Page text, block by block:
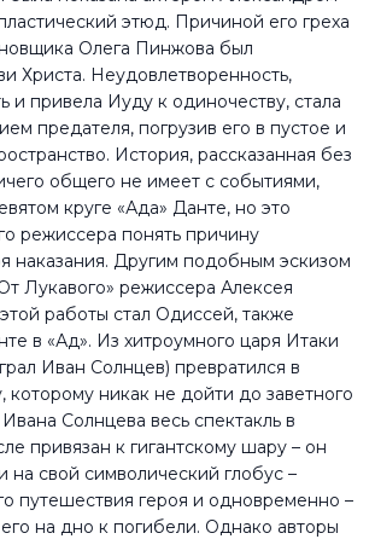
этюд. Причиной его греха
Олега Пинжова был
Христа. Неудовлетворенность,
и привела Иуду к одиночеству, стала
предателя, погрузив его в пустое и
История, рассказанная без
общего не имеет с событиями,
круге «Ада» Данте, но это
режиссера понять причину
наказания. Другим подобным эскизом
Лукавого» режиссера Алексея
работы стал Одиссей, также
в «Ад». Из хитроумного царя Итаки
Иван Солнцев) превратился в
которому никак не дойти до заветного
Солнцева весь спектакль в
привязан к гигантскому шару – он
на свой символический глобус –
путешествия героя и одновременно –
на дно к погибели. Однако авторы